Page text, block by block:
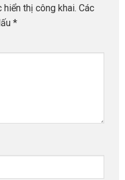
thị công khai. Các
*